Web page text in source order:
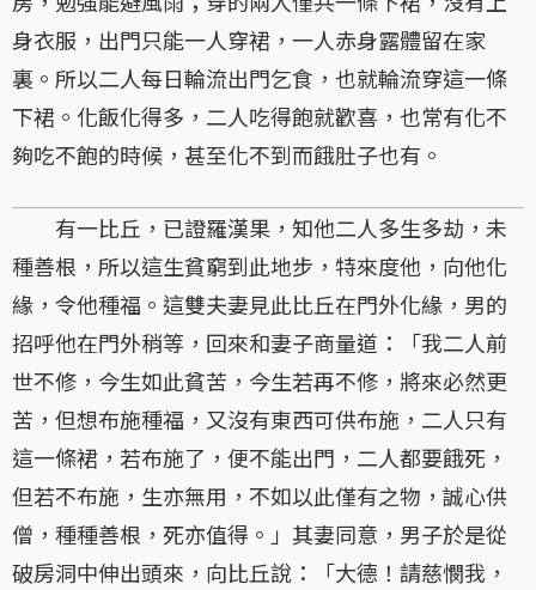
身衣服，出門只能一人穿裙，一人赤身露體留在家
裏。所以二人每日輪流出門乞食，也就輪流穿這一條
下裙。化飯化得多，二人吃得飽就歡喜，也常有化不
夠吃不飽的時候，甚至化不到而餓肚子也有。
有一比丘，已證羅漢果，知他二人多生多劫，未
種善根，所以這生貧窮到此地步，特來度他，向他化
緣，令他種福。這雙夫妻見此比丘在門外化緣，男的
招呼他在門外稍等，回來和妻子商量道：「我二人前
世不修，今生如此貧苦，今生若再不修，將來必然更
苦，但想布施種福，又沒有東西可供布施，二人只有
這一條裙，若布施了，便不能出門，二人都要餓死，
但若不布施，生亦無用，不如以此僅有之物，誠心供
僧，種種善根，死亦值得。」其妻同意，男子於是從
破房洞中伸出頭來，向比丘說：「大德！請慈憫我，